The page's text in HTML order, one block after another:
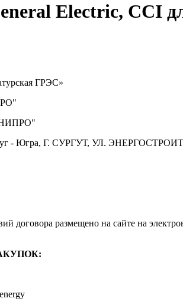
Electric, CCI
ГРЭС»
- Югра, Г. СУРГУТ, УЛ.
договора размещено на сайте на